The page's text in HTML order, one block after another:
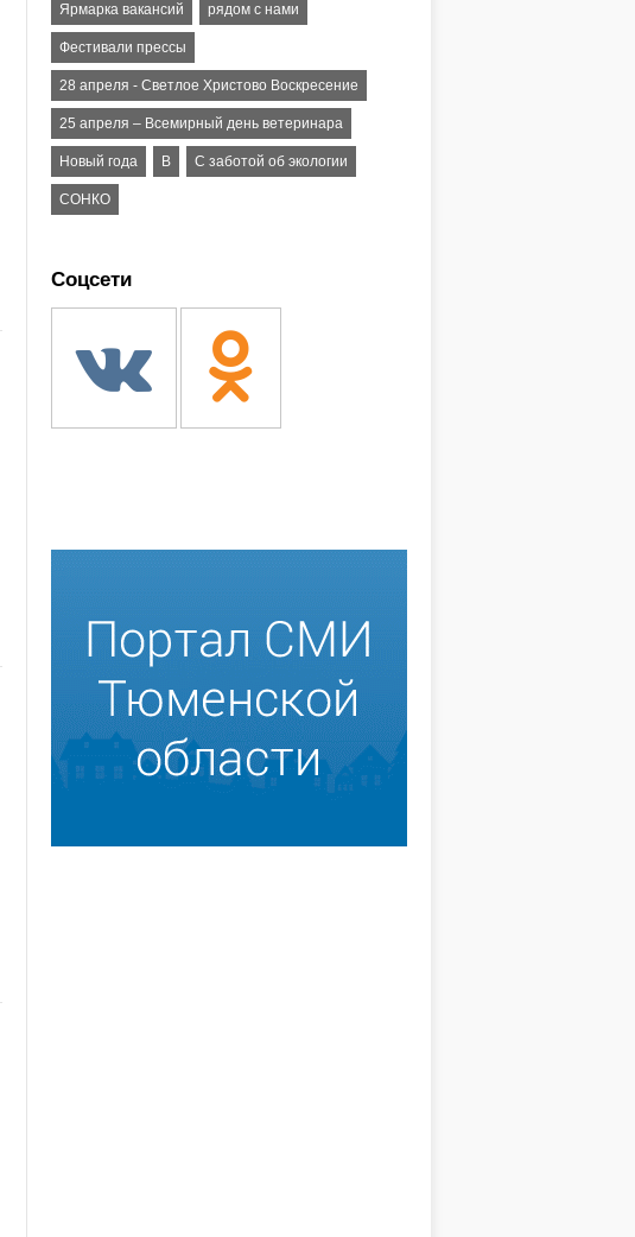
Ярмарка вакансий рядом с нами
Фестивали прессы
28 апреля - Светлое Христово Воскресение
25 апреля – Всемирный день ветеринара
Новый года В С заботой об экологии
СОНКО
Соцсети